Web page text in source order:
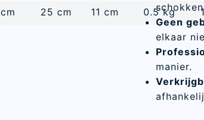
25 cm 11 cm 0.5 kg
Geen
elkaar
manier.